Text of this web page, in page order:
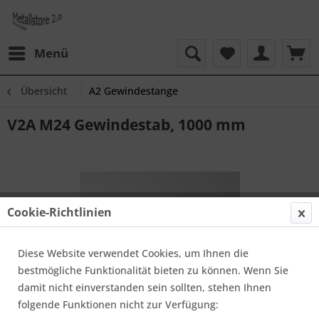
Menü
Übersicht A2 Gewindestange
V2A M24 Gewindestab, 1000 mm
Cookie-Richtlinien
Diese Website verwendet Cookies, um Ihnen die
bestmögliche Funktionalität bieten zu können. Wenn Sie
damit nicht einverstanden sein sollten, stehen Ihnen
folgende Funktionen nicht zur Verfügung: